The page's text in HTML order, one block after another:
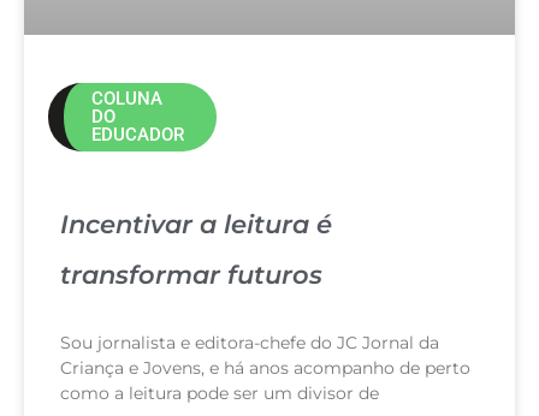
COLUNA
DO
EDUCADOR
Incentivar a leitura é
transformar futuros
Sou jornalista e editora-chefe do JC Jornal da
Criança e Jovens, e há anos acompanho de perto
como a leitura pode ser um divisor de